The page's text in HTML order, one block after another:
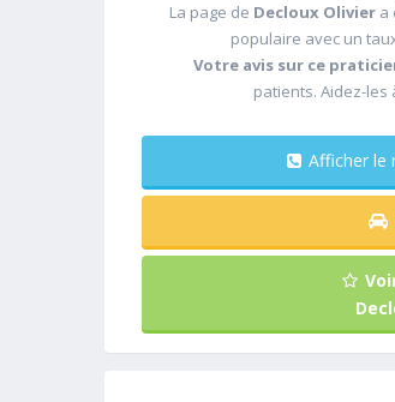
La page de Decloux Olivier a
populaire avec un
Votre avis sur ce
patients. Aidez-les